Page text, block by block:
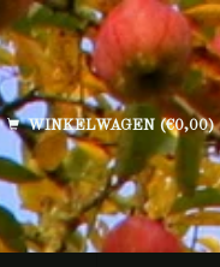
WINKELWAGEN (€0,00)